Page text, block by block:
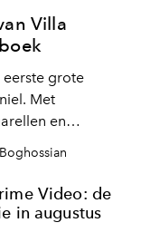
Villa
eerste grote
Met
en
kunstenaar
herinnering
of een
Video: de
in augustus